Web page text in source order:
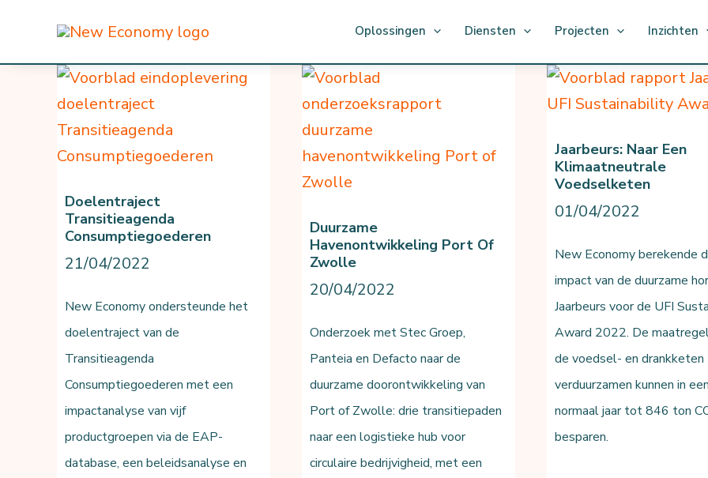
de
Oplossingen Diensten Projecten Inzichten
Doelentraject
Transitieagenda
Consumptiegoederen
21/04/2022
New Economy ondersteunde het
doelentraject van de
Transitieagenda
Consumptiegoederen met een
impactanalyse van vijf
productgroepen via de EAP-
database, een beleidsanalyse en
Duurzame
Havenontwikkeling Port Of
Zwolle
20/04/2022
Onderzoek met Stec Groep,
Panteia en Defacto naar de
duurzame doorontwikkeling van
Port of Zwolle: drie transitiepaden
naar een logistieke hub voor
circulaire bedrijvigheid, met een
Jaarbeurs: Naar Een
Klimaatneutrale
Voedselketen
01/04/2022
New Economy berekende
impact van de duurzame
Jaarbeurs voor de UFI
Award 2022. De
de voedsel- en drankketen
verduurzamen kunnen in
normaal jaar tot 846 ton
besparen.